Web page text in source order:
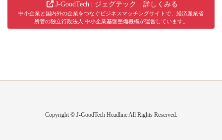
J-GoodTech | ジェグテック 詳しくみる
中小企業と国内外の企業をつなぐビジネスマッチングサイトで、経済産業省
所管の独立行政法人 中小企業基盤整備機構が運営しています。
Copyright © J-GoodTech Headline All Rights Reserved.